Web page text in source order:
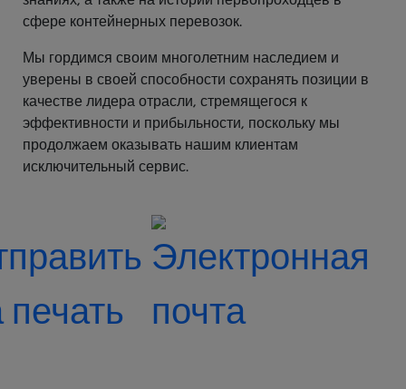
сфере контейнерных перевозок.
Мы гордимся своим многолетним наследием и
уверены в своей способности сохранять позиции в
качестве лидера отрасли, стремящегося к
эффективности и прибыльности, поскольку мы
продолжаем оказывать нашим клиентам
исключительный сервис.